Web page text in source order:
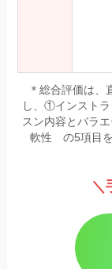
＊総合評価は、
し、①インスト
スン内容とバラ
軟性 の5項目を
＼